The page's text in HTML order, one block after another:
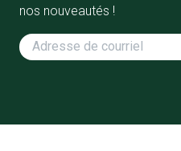
nos nouveautés !